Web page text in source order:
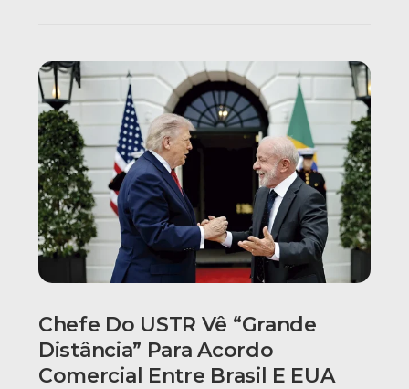
Chefe Do USTR Vê “grande
Distância” Para Acordo
Comercial Entre Brasil E EUA